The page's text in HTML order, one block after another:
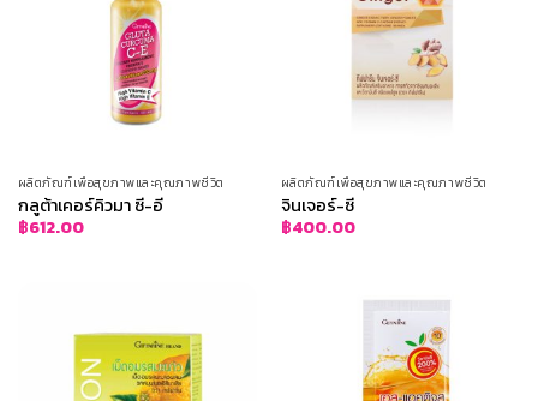
ผลิตภัณฑ์เพื่อสุขภาพและคุณภาพชีวิต
กลูต้าเคอร์คิวมา ซี-อี
฿612.00
ผลิตภัณฑ์เพื่อสุขภาพและคุณภาพชีวิต
จินเจอร์-ซี
฿400.00